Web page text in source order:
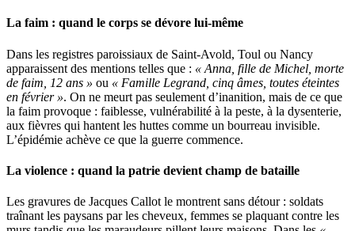
La faim : quand le corps se dévore lui-même
Dans les registres paroissiaux de Saint-Avold, Toul ou Nancy
apparaissent des mentions telles que : « Anna, fille de Michel, morte
de faim, 12 ans » ou « Famille Legrand, cinq âmes, toutes éteintes
en février ». On ne meurt pas seulement d’inanition, mais de ce que
la faim provoque : faiblesse, vulnérabilité à la peste, à la dysenterie,
aux fièvres qui hantent les huttes comme un bourreau invisible.
L’épidémie achève ce que la guerre commence.
La violence : quand la patrie devient champ de bataille
Les gravures de Jacques Callot le montrent sans détour : soldats
traînant les paysans par les cheveux, femmes se plaquant contre les